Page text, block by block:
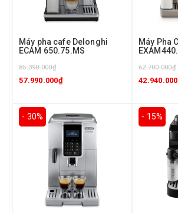
Máy pha cafe Delonghi
ECAM 650.75.MS
85.390.000₫
57.990.000₫
Máy Pha
62.700.000₫
- 30% - 15%